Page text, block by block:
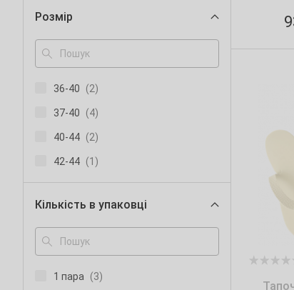
Розмір
36-40 (2)
37-40 (4)
40-44 (2)
42-44 (1)
Кількість в упаковці
1 пара (3)